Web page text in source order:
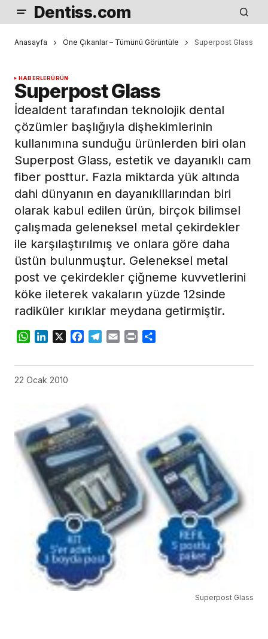
Dentiss.com
Anasayfa Öne Çıkanlar – Tümünü Görüntüle Superpost Glass
HABERLERÜRÜN
Superpost Glass
İdealdent tarafından teknolojik dental
çözümler başlığıyla dişhekimlerinin
kullanımına sunduğu ürünlerden biri olan
Superpost Glass, estetik ve dayanıklı cam
fiber posttur. Fazla miktarda yük altında
dahi dünyanın en dayanıklllarından biri
olarak kabul edilen ürün, birçok bilimsel
çalışmada geleneksel metal çekirdekler
ile karşılaştırılmış ve onlara göre daha
üstün bulunmuştur. Geleneksel metal
post ve çekirdekler çiğneme kuvvetlerini
köke ileterek vakaların yüzde 12sinde
radiküler kırıklar meydana getirmiştir.
WhatsApp
LinkedIn
X Facebook
Telegram
Email Print
22 Ocak 2010
Superpost Glass